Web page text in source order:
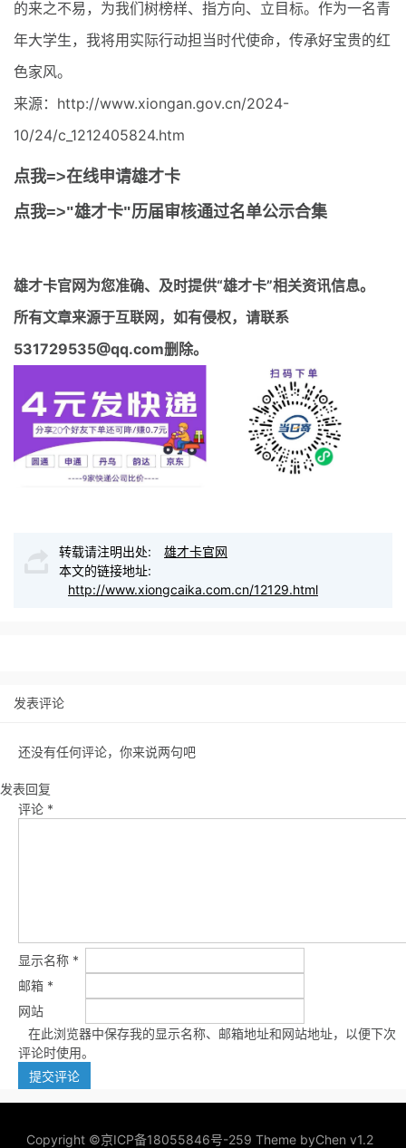
的来之不易，为我们树榜样、指方向、立目标。作为一名青
年大学生，我将用实际行动担当时代使命，传承好宝贵的红
色家风。
来源：http://www.xiongan.gov.cn/2024-
10/24/c_1212405824.htm
点我=>在线申请雄才卡
点我=>"雄才卡"历届审核通过名单公示合集
雄才卡官网为您准确、及时提供“雄才卡”相关资讯信息。
所有文章来源于互联网，如有侵权，请联系
531729535@qq.com删除。
转载请注明出处:
雄才卡官网
本文的链接地址:
http://www.xiongcaika.com.cn/12129.html
发表评论
还没有任何评论，你来说两句吧
发表回复
评论 *
显示名称 *
邮箱 *
网站
在此浏览器中保存我的显示名称、邮箱地址和网站地址，以便下次
评论时使用。
Copyright ©京ICP备18055846号-259 Theme byChen v1.2